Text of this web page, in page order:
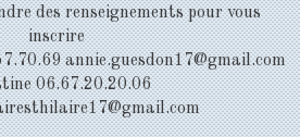
des renseignements pour vous
inscrire
annie.guesdon17@gmail.com
06.67.20.20.06